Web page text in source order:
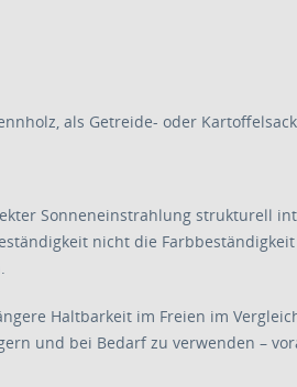
als Getreide- oder
Sonneneinstrahlung strukturell
nicht die
Haltbarkeit im Freien im
und bei Bedarf zu verwenden –